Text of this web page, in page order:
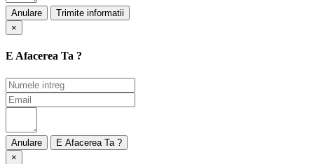
Anulare
×
E Afacerea Ta ?
Anulare
×